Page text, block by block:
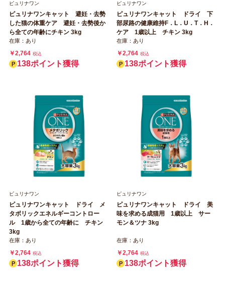
ピュリナワン
ピュリナワンキャット 避妊・去勢
した猫の体重ケア 避妊・去勢後か
ら全ての年齢にチキン 3kg
在庫：あり
￥2,764 税込
138ポイント獲得
ピュリナワン
ピュリナワンキャット ドライ 下
部尿路の健康維持F．L．U．T．H．
ケア 1歳以上 チキン 3kg
在庫：あり
￥2,764 税込
138ポイント獲得
ピュリナワン
ピュリナワンキャット ドライ メ
タボリックエネルギーコントロー
ル 1歳から全ての年齢に チキン
3kg
在庫：あり
￥2,764 税込
138ポイント獲得
ピュリナワン
ピュリナワンキャット ドライ 美
味を求める成猫用 1歳以上 サー
モン＆ツナ 3kg
在庫：あり
￥2,764 税込
138ポイント獲得